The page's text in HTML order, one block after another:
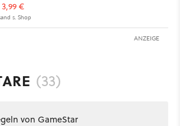
€
s. Shop
ANZEIGE
(33)
von GameStar